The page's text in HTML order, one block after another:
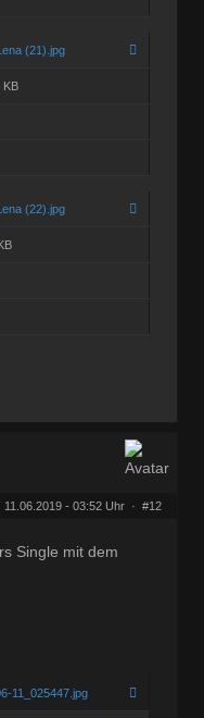
(21).jpg
KB
(22).jpg
11.06.2019 - 03:52 Uhr · #12
Single mit dem
11_025447.jpg